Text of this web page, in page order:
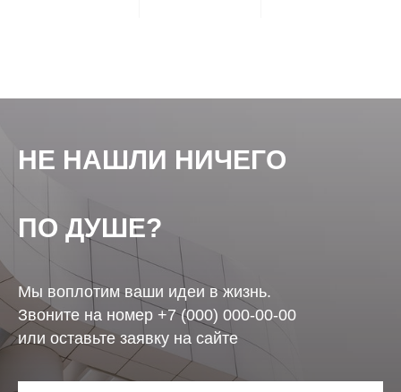
НЕ НАШЛИ НИЧЕГО
ПО ДУШЕ?
Мы воплотим ваши идеи в жизнь.
Звоните на номер +7 (000) 000-00-00
или оставьте заявку на сайте